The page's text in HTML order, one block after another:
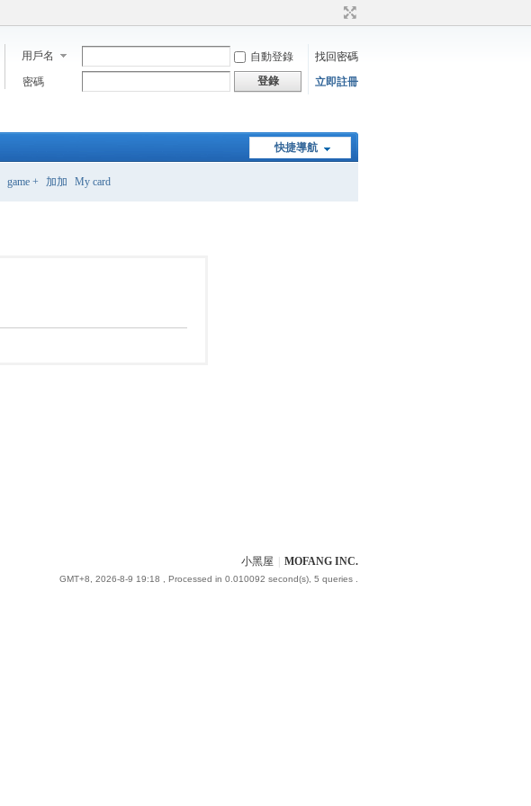
用戶名 自動登錄
找回密碼
密碼
登錄 立即註冊
快捷導航
game + 加加 My card
小黑屋 MOFANG INC.
GMT+8, 2026-8-9 19:18 , Processed in 0.010092 second(s), 5 queries .